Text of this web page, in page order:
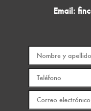
Email: